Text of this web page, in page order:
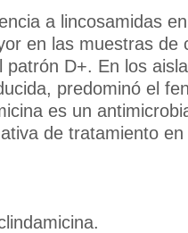
a lincosamidas
en las muestras de
D+. En los
predominó el
es un
de tratamiento